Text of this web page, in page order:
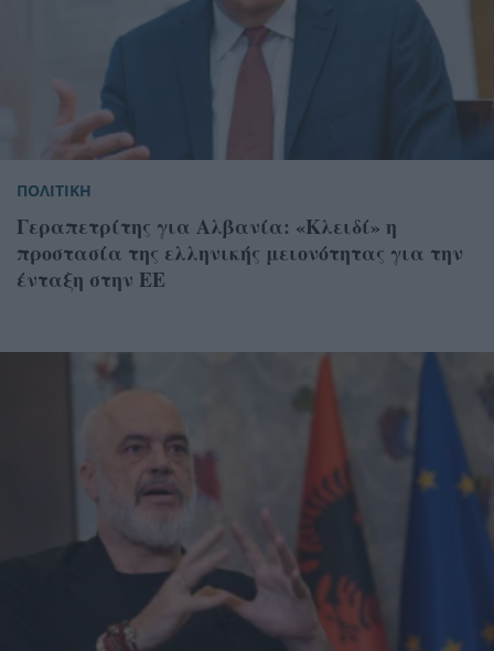
ΠΟΛΙΤΙΚΗ
Γεραπετρίτης για Αλβανία: «Κλειδί» η
προστασία της ελληνικής μειονότητας για την
ένταξη στην ΕΕ